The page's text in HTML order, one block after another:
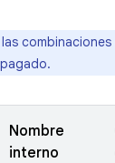
Nombre
interno